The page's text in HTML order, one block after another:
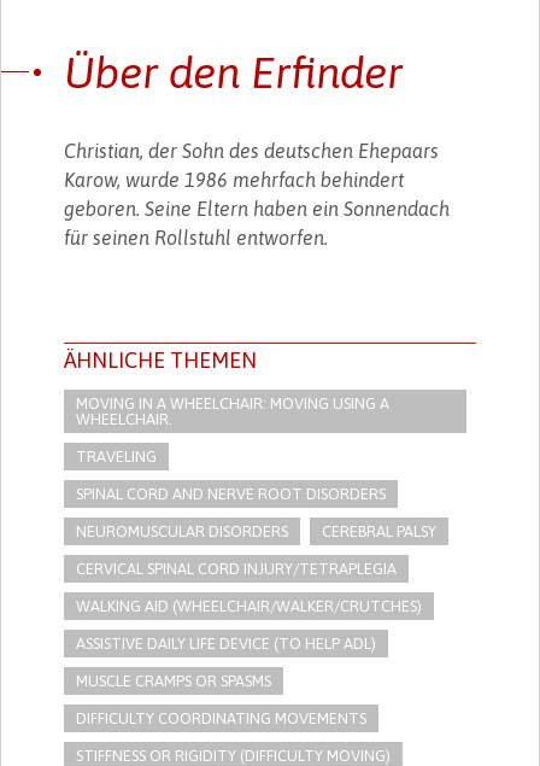
Über den Erfinder
Christian, der Sohn des deutschen Ehepaars
Karow, wurde 1986 mehrfach behindert
geboren. Seine Eltern haben ein Sonnendach
für seinen Rollstuhl entworfen.
ÄHNLICHE THEMEN
MOVING IN A WHEELCHAIR: MOVING USING A
WHEELCHAIR.
TRAVELING
SPINAL CORD AND NERVE ROOT DISORDERS
NEUROMUSCULAR DISORDERS CEREBRAL PALSY
CERVICAL SPINAL CORD INJURY/TETRAPLEGIA
WALKING AID (WHEELCHAIR/WALKER/CRUTCHES)
ASSISTIVE DAILY LIFE DEVICE (TO HELP ADL)
MUSCLE CRAMPS OR SPASMS
DIFFICULTY COORDINATING MOVEMENTS
STIFFNESS OR RIGIDITY (DIFFICULTY MOVING)